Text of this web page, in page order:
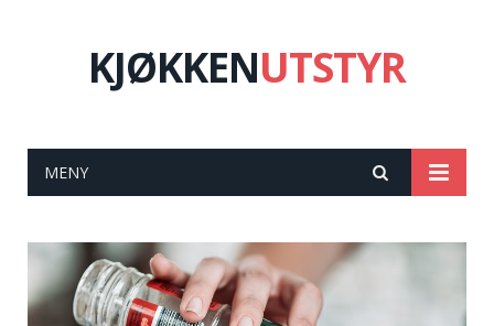
KJØKKENUTSTYR
MENY